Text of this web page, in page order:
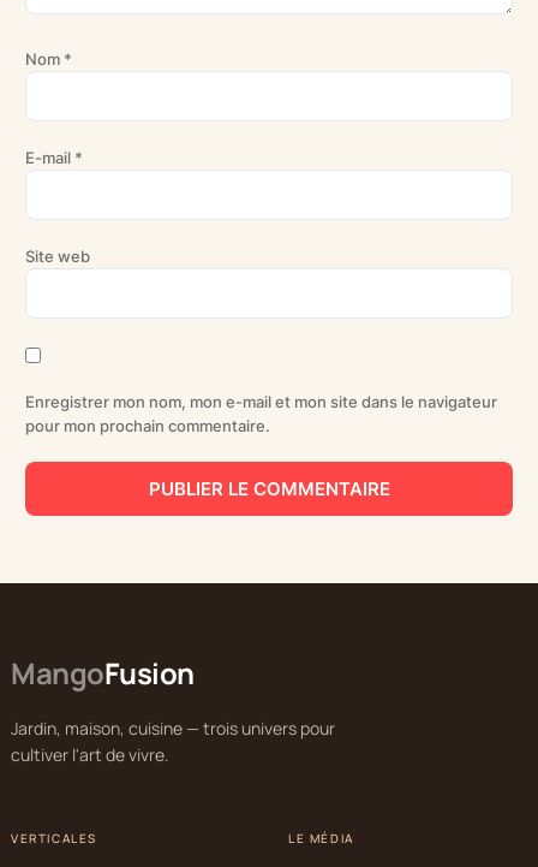
Nom *
E-mail *
Site web
Enregistrer mon nom, mon e-mail et mon site dans le navigateur
pour mon prochain commentaire.
MangoFusion
Jardin, maison, cuisine — trois univers pour
cultiver l'art de vivre.
VERTICALES LE MÉDIA